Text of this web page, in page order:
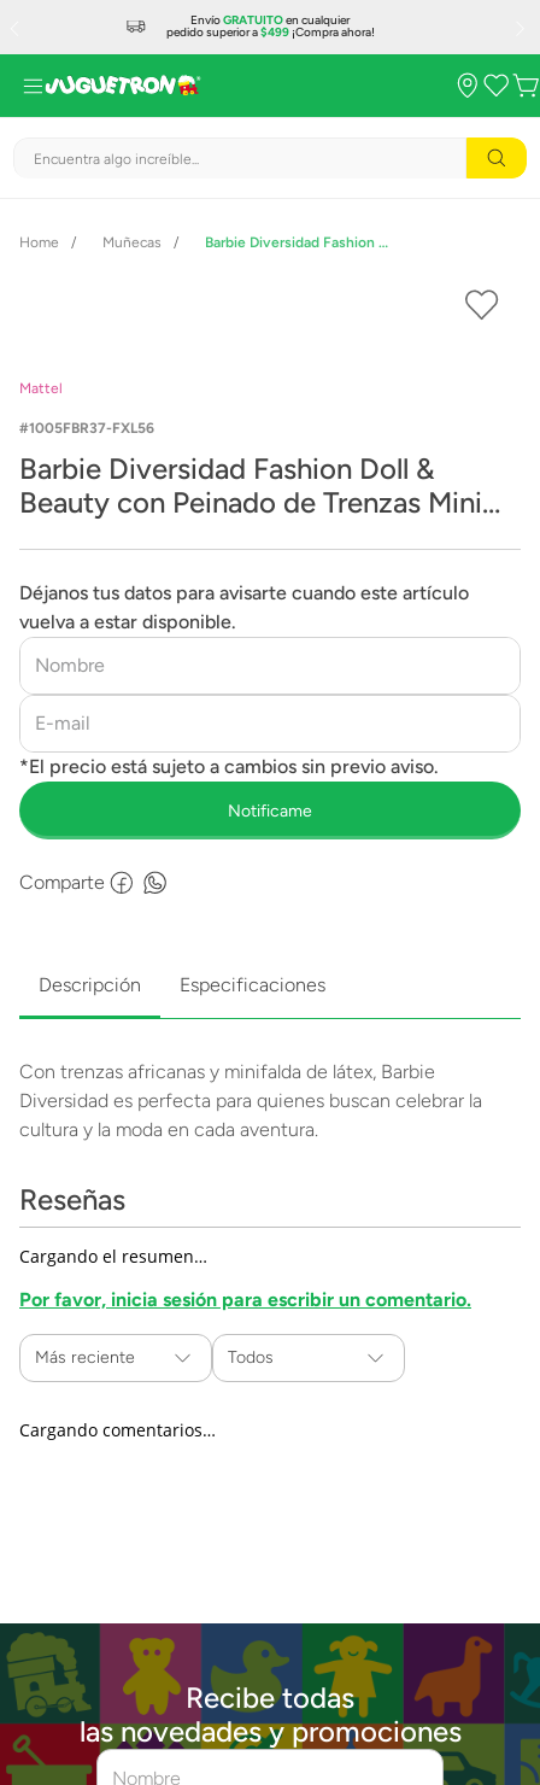
EnvíoGRATUITOen cualquier
pedido superior a$499¡Compra ahora!
Encuentra algo increíble...
Muñecas Barbie Diversidad Fashion Doll & Beauty con Peinado de Trenzas Mini Africanas y Minifalda de Latex
Mattel
1005FBR37-FXL56
Barbie Diversidad Fashion Doll &
Beauty con Peinado de Trenzas Mini
Déjanos tus datos para avisarte cuando este artículo
vuelva a estar disponible.
Comparte
Descripción Especificaciones
Con trenzas africanas y minifalda de látex, Barbie
Diversidad es perfecta para quienes buscan celebrar la
cultura y la moda en cada aventura.
Reseñas
Cargando el resumen…
Por favor, inicia sesión para escribir un comentario.
Más reciente Todos
Cargando comentarios…
Recibe todas
las novedades y promociones